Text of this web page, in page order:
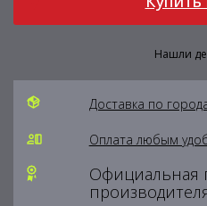
Нашли
Доставка по
Оплата любым
Официальная